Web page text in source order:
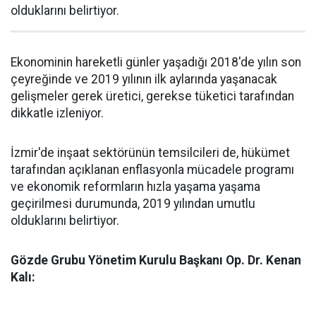
olduklarını belirtiyor.
Ekonominin hareketli günler yaşadığı 2018'de yılın son
çeyreğinde ve 2019 yılının ilk aylarında yaşanacak
gelişmeler gerek üretici, gerekse tüketici tarafından
dikkatle izleniyor.
İzmir'de inşaat sektörünün temsilcileri de, hükümet
tarafından açıklanan enflasyonla mücadele programı
ve ekonomik reformların hızla yaşama yaşama
geçirilmesi durumunda, 2019 yılından umutlu
olduklarını belirtiyor.
Gözde Grubu Yönetim Kurulu Başkanı Op. Dr. Kenan
Kalı: